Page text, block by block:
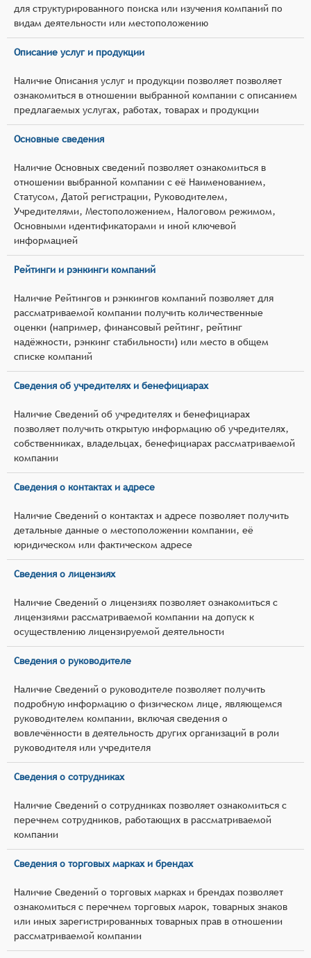
для структурированного поиска или изучения компаний по
видам деятельности или местоположению
Описание услуг и продукции
Наличие Описания услуг и продукции позволяет позволяет
ознакомиться в отношении выбранной компании с описанием
предлагаемых услугах, работах, товарах и продукции
Основные сведения
Наличие Основных сведений позволяет ознакомиться в
отношении выбранной компании с её Наименованием,
Статусом, Датой регистрации, Руководителем,
Учредителями, Местоположением, Налоговом режимом,
Основными идентификаторами и иной ключевой
информацией
Рейтинги и рэнкинги компаний
Наличие Рейтингов и рэнкингов компаний позволяет для
рассматриваемой компании получить количественные
оценки (например, финансовый рейтинг, рейтинг
надёжности, рэнкинг стабильности) или место в общем
списке компаний
Сведения об учредителях и бенефициарах
Наличие Сведений об учредителях и бенефициарах
позволяет получить открытую информацию об учредителях,
собственниках, владельцах, бенефициарах рассматриваемой
компании
Сведения о контактах и адресе
Наличие Сведений о контактах и адресе позволяет получить
детальные данные о местоположении компании, её
юридическом или фактическом адресе
Сведения о лицензиях
Наличие Сведений о лицензиях позволяет ознакомиться с
лицензиями рассматриваемой компании на допуск к
осуществлению лицензируемой деятельности
Сведения о руководителе
Наличие Сведений о руководителе позволяет получить
подробную информацию о физическом лице, являющемся
руководителем компании, включая сведения о
вовлечённости в деятельность других организаций в роли
руководителя или учредителя
Сведения о сотрудниках
Наличие Сведений о сотрудниках позволяет ознакомиться с
перечнем сотрудников, работающих в рассматриваемой
компании
Сведения о торговых марках и брендах
Наличие Сведений о торговых марках и брендах позволяет
ознакомиться с перечнем торговых марок, товарных знаков
или иных зарегистрированных товарных прав в отношении
рассматриваемой компании